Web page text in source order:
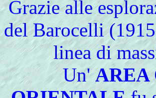
Grazie alle
del Barocelli
linea di
Un'AREA